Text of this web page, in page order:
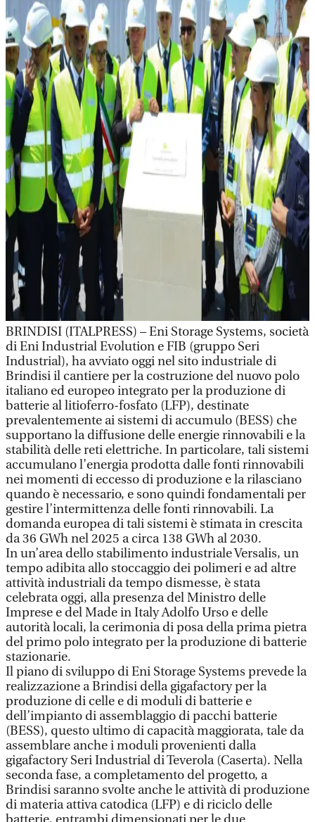
BRINDISI (ITALPRESS) – Eni Storage Systems, società
di Eni Industrial Evolution e FIB (gruppo Seri
Industrial), ha avviato oggi nel sito industriale di
Brindisi il cantiere per la costruzione del nuovo polo
italiano ed europeo integrato per la produzione di
batterie al litioferro-fosfato (LFP), destinate
prevalentemente ai sistemi di accumulo (BESS) che
supportano la diffusione delle energie rinnovabili e la
stabilità delle reti elettriche. In particolare, tali sistemi
accumulano l’energia prodotta dalle fonti rinnovabili
nei momenti di eccesso di produzione e la rilasciano
quando è necessario, e sono quindi fondamentali per
gestire l’intermittenza delle fonti rinnovabili. La
domanda europea di tali sistemi è stimata in crescita
da 36 GWh nel 2025 a circa 138 GWh al 2030.
In un’area dello stabilimento industriale Versalis, un
tempo adibita allo stoccaggio dei polimeri e ad altre
attività industriali da tempo dismesse, è stata
celebrata oggi, alla presenza del Ministro delle
Imprese e del Made in Italy Adolfo Urso e delle
autorità locali, la cerimonia di posa della prima pietra
del primo polo integrato per la produzione di batterie
stazionarie.
Il piano di sviluppo di Eni Storage Systems prevede la
realizzazione a Brindisi della gigafactory per la
produzione di celle e di moduli di batterie e
dell’impianto di assemblaggio di pacchi batterie
(BESS), questo ultimo di capacità maggiorata, tale da
assemblare anche i moduli provenienti dalla
gigafactory Seri Industrial di Teverola (Caserta). Nella
seconda fase, a completamento del progetto, a
Brindisi saranno svolte anche le attività di produzione
di materia attiva catodica (LFP) e di riciclo delle